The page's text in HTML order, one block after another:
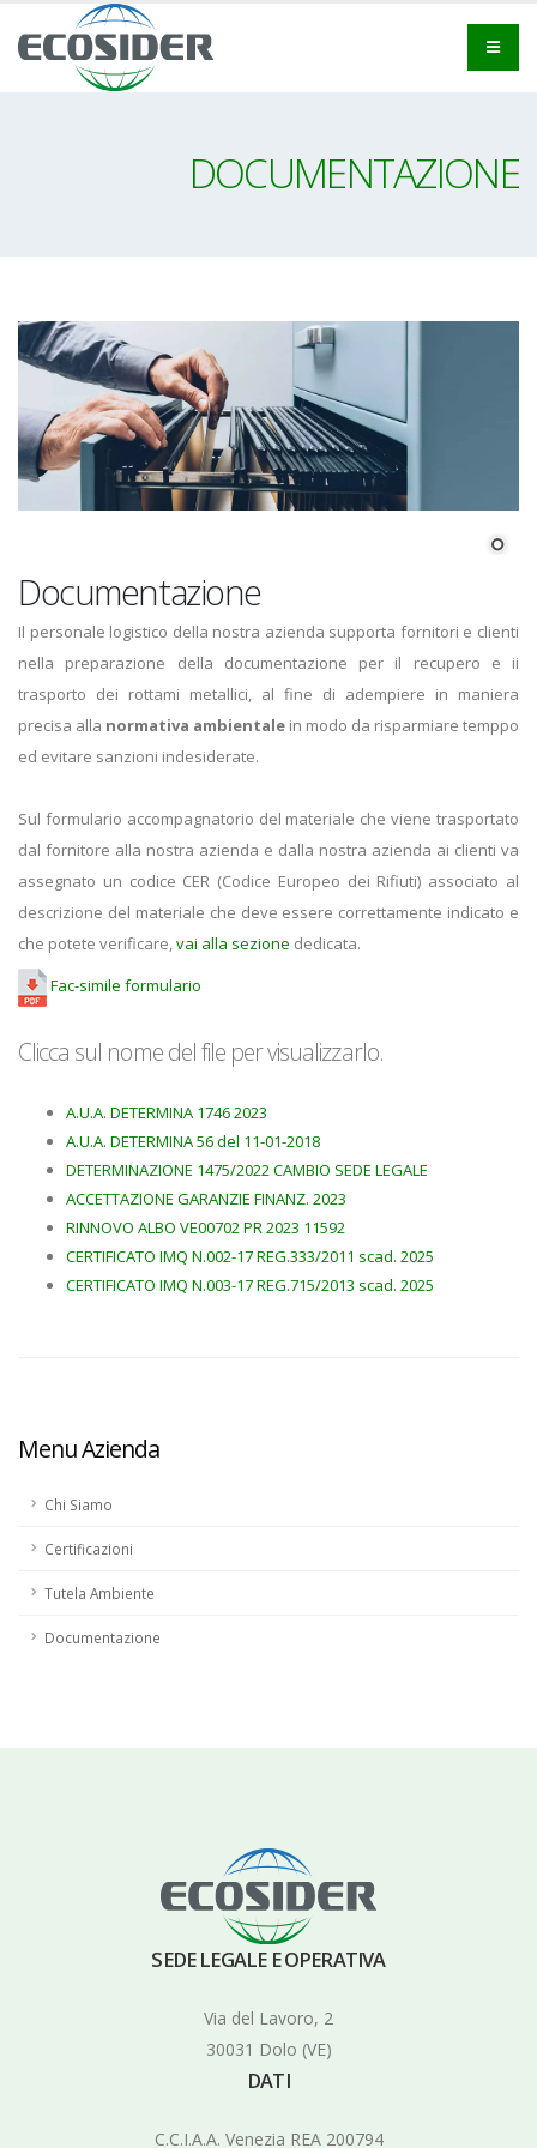
DOCUMENTAZIONE
Documentazione
Il personale logistico della nostra azienda supporta fornitori e clienti
nella preparazione della documentazione per il recupero e ii
trasporto dei rottami metallici, al fine di adempiere in maniera
precisa alla normativa ambientale in modo da risparmiare temppo
ed evitare sanzioni indesiderate.
Sul formulario accompagnatorio del materiale che viene trasportato
dal fornitore alla nostra azienda e dalla nostra azienda ai clienti va
assegnato un codice CER (Codice Europeo dei Rifiuti) associato al
descrizione del materiale che deve essere correttamente indicato e
che potete verificare,vai alla sezione dedicata.
Fac-simile formulario
Clicca sul nome del file per visualizzarlo.
A.U.A. DETERMINA 1746 2023
A.U.A. DETERMINA 56 del 11-01-2018
DETERMINAZIONE 1475/2022 CAMBIO SEDE LEGALE
ACCETTAZIONE GARANZIE FINANZ. 2023
RINNOVO ALBO VE00702 PR 2023 11592
CERTIFICATO IMQ N.002-17 REG.333/2011 scad. 2025
CERTIFICATO IMQ N.003-17 REG.715/2013 scad. 2025
Menu Azienda
Chi Siamo
Certificazioni
Tutela Ambiente
Documentazione
SEDE LEGALE E OPERATIVA
Via del Lavoro, 2
30031 Dolo (VE)
DATI
C.C.I.A.A. Venezia REA 200794